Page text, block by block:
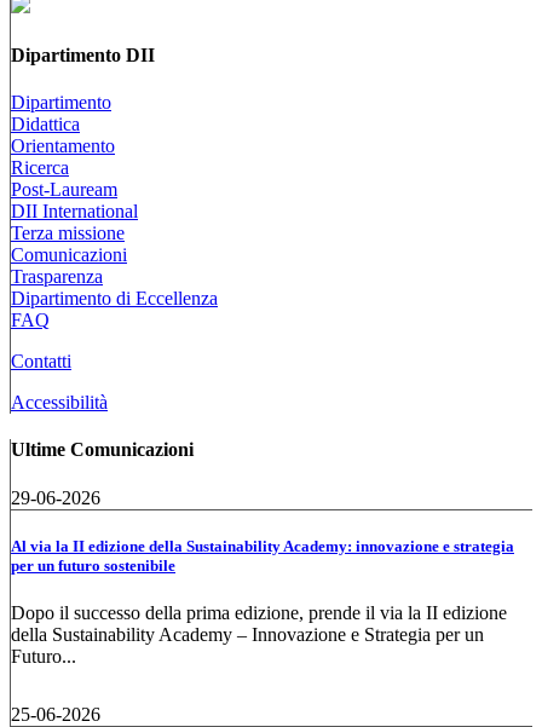
Dipartimento DII
Dipartimento
Didattica
Orientamento
Ricerca
Post-Lauream
DII International
Terza missione
Comunicazioni
Trasparenza
Dipartimento di Eccellenza
FAQ
Contatti
Accessibilità
Ultime Comunicazioni
29-06-2026
Al via la II edizione della Sustainability Academy: innovazione e strategia
per un futuro sostenibile
Dopo il successo della prima edizione, prende il via la II edizione
della Sustainability Academy – Innovazione e Strategia per un
Futuro...
25-06-2026